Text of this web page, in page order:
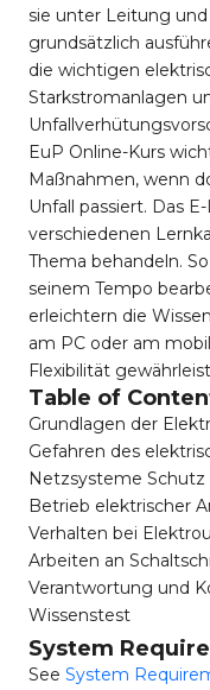
sie unter Leitung
grundsätzlich
die wichtigen
Starkstromanlagen
EuP Online-Kurs
Maßnahmen, wenn
Unfall passiert. Das
verschiedenen
Thema behandeln.
seinem Tempo
erleichtern die
am PC oder am
Flexibilität
Table of
Grundlagen der
Gefahren des
Netzsysteme
Betrieb elektrischer
Verhalten bei
Arbeiten an
Verantwortung und
Wissenstest
System
See System